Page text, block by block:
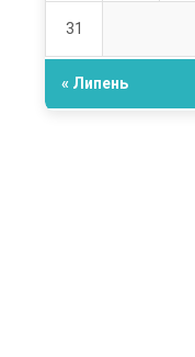
31
« Липень